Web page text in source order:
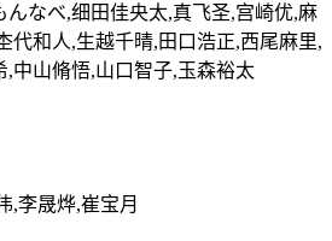
んなべ,细田佳央太,真飞圣,宫崎优,麻
代和人,生越千晴,田口浩正,西尾麻里,
,中山脩悟,山口智子,玉森裕太
,李晟烨,崔宝月